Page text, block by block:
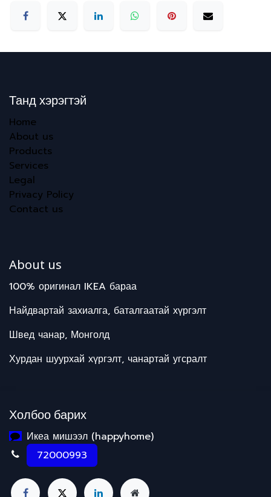
Танд хэрэгтэй
Home
About us
Products
Services
Legal
Privacy Policy
Contact us
About us
100% оригинал IKEA бараа
Найдвартай захиалга, баталгаатай хүргэлт
Швед чанар, Монголд
Хурдан шуурхай хүргэлт, чанартай угсралт
Холбоо барих
Икеа мишээл (happyhome)
72000993